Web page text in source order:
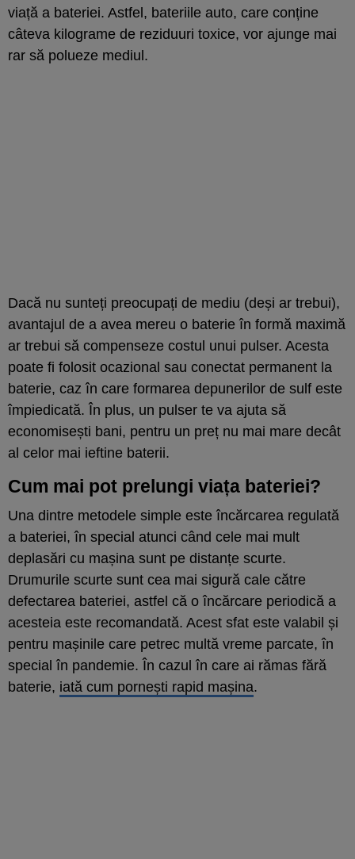
viață a bateriei. Astfel, bateriile auto, care conține
câteva kilograme de reziduuri toxice, vor ajunge mai
rar să polueze mediul.
Dacă nu sunteți preocupați de mediu (deși ar trebui),
avantajul de a avea mereu o baterie în formă maximă
ar trebui să compenseze costul unui pulser. Acesta
poate fi folosit ocazional sau conectat permanent la
baterie, caz în care formarea depunerilor de sulf este
împiedicată. În plus, un pulser te va ajuta să
economisești bani, pentru un preț nu mai mare decât
al celor mai ieftine baterii.
Cum mai pot prelungi viața bateriei?
Una dintre metodele simple este încărcarea regulată
a bateriei, în special atunci când cele mai mult
deplasări cu mașina sunt pe distanțe scurte.
Drumurile scurte sunt cea mai sigură cale către
defectarea bateriei, astfel că o încărcare periodică a
acesteia este recomandată. Acest sfat este valabil și
pentru mașinile care petrec multă vreme parcate, în
special în pandemie. În cazul în care ai rămas fără
baterie, iată cum pornești rapid mașina.